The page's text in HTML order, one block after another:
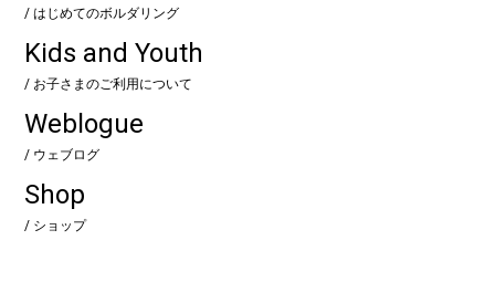
/ はじめてのボルダリング
Kids and Youth
/ お子さまのご利用について
Weblogue
/ ウェブログ
Shop
/ ショップ